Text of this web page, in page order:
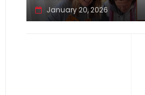
January 20, 2026